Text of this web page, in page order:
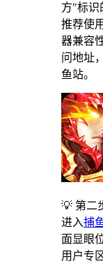
方"标识
推荐使
器兼容
问地址
鱼站。
💡 第二
进入捕
面显眼
用户专